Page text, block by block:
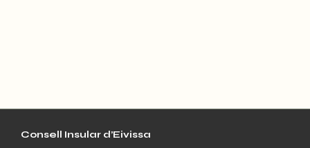
Consell Insular d’Eivissa